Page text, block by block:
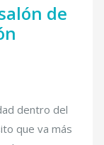
de
dentro del
que va más